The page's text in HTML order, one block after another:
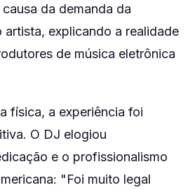
da demanda da
artista, explicando a realidade
de música eletrônica
física, a experiência foi
O DJ elogiou
e o profissionalismo
"Foi muito legal